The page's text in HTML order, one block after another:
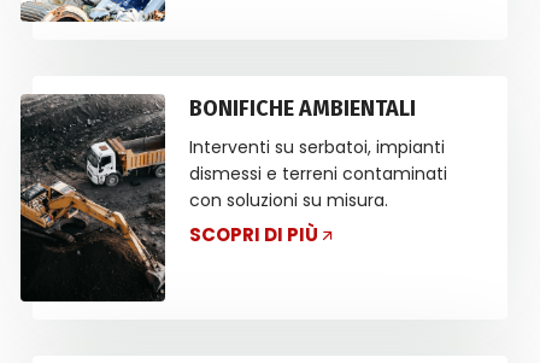
BONIFICHE AMBIENTALI
Interventi su serbatoi, impianti
dismessi e terreni contaminati
con soluzioni su misura.
SCOPRI DI PIÙ